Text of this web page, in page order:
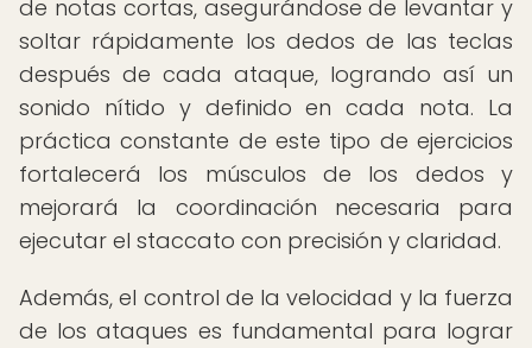
de notas cortas, asegurándose de levantar y
soltar rápidamente los dedos de las teclas
después de cada ataque, logrando así un
sonido nítido y definido en cada nota. La
práctica constante de este tipo de ejercicios
fortalecerá los músculos de los dedos y
mejorará la coordinación necesaria para
ejecutar el staccato con precisión y claridad.
Además, el control de la velocidad y la fuerza
de los ataques es fundamental para lograr